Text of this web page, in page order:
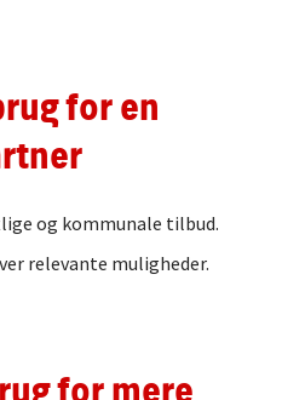
for en
og kommunale tilbud.
relevante muligheder.
for mere